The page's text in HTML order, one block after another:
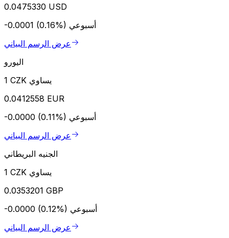
0.0475330 USD
-0.0001 (0.16%) أسبوعي
عرض الرسم البياني
اليورو
1 CZK يساوي
0.0412558 EUR
-0.0000 (0.11%) أسبوعي
عرض الرسم البياني
الجنيه البريطاني
1 CZK يساوي
0.0353201 GBP
-0.0000 (0.12%) أسبوعي
عرض الرسم البياني